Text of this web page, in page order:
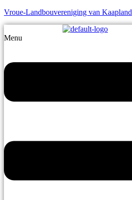
Vroue-Landbouvereniging van Kaapland
Menu